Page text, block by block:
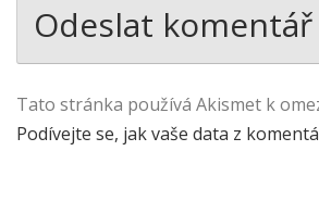
Tato stránka používá Akismet k
Podívejte se, jak vaše data z